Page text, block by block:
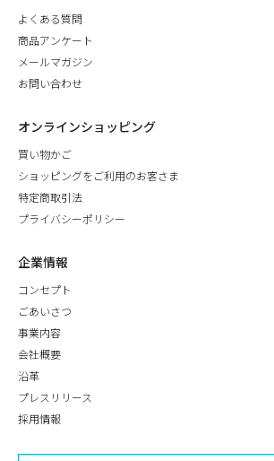
よくある質問
商品アンケート
メールマガジン
お問い合わせ
オンラインショッピング
買い物かご
ショッピングをご利用のお客さま
特定商取引法
プライバシーポリシー
企業情報
コンセプト
ごあいさつ
事業内容
会社概要
沿革
プレスリリース
採用情報